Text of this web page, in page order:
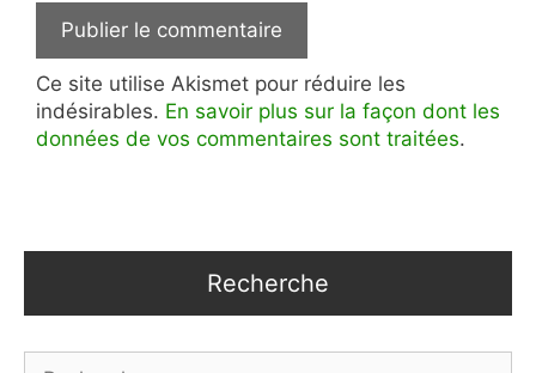
Ce site utilise Akismet pour réduire les
indésirables. En savoir plus sur la façon dont les
données de vos commentaires sont traitées.
Recherche